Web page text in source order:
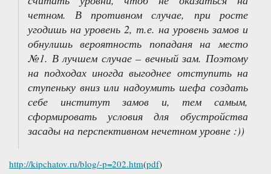
четном. В противном случае, при росте
угодишь на уровень 2, т.е. на уровень замов и
обнулишь вероятность попаданя на место
№1. В лучшем случае – вечный зам. Поэтому
на подходах иногда выгоднее отступить на
ступеньку вниз или надоумить шефа создать
себе институт замов и, тем самым,
сформировать условия для обустройства
засады на перспективном нечетном уровне :))
http://kipchatov.ru/blog/-p=202.htm(pdf)